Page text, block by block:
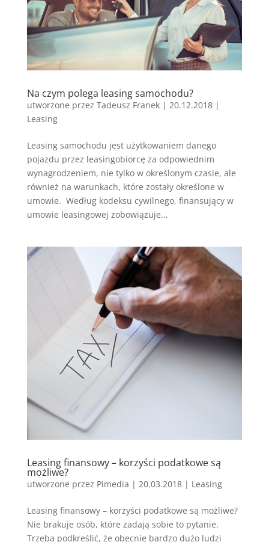
Na czym polega leasing samochodu?
utworzone przez Tadeusz Franek| 20.12.2018|
Leasing
Leasing samochodu jest użytkowaniem danego
pojazdu przez leasingobiorcę za odpowiednim
wynagrodzeniem, nie tylko w określonym czasie, ale
również na warunkach, które zostały określone w
umowie. Według kodeksu cywilnego, finansujący w
umowie leasingowej zobowiązuje...
Leasing finansowy – korzyści podatkowe są
możliwe?
utworzone przez Pimedia | 20.03.2018| Leasing
Leasing finansowy – korzyści podatkowe są możliwe?
Nie brakuje osób, które zadają sobie to pytanie.
Trzeba podkreślić, że obecnie bardzo dużo ludzi